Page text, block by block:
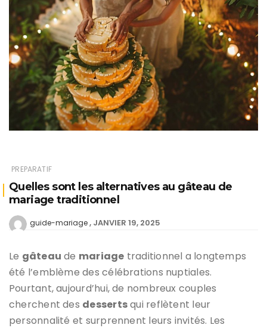
PREPARATIF
Quelles sont les alternatives au gâteau de
mariage traditionnel
guide-mariage JANVIER 19, 2025
Le gâteau de mariage traditionnel a longtemps
été l’emblème des célébrations nuptiales.
Pourtant, aujourd’hui, de nombreux couples
cherchent des dessertsqui reflètent leur
personnalité et surprennent leurs invités. Les